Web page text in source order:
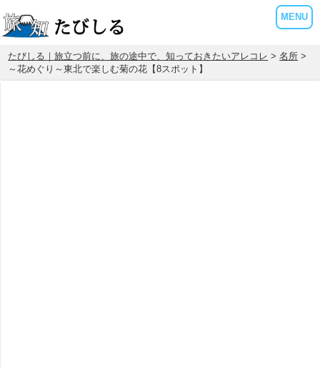
MENU
たびしる｜旅立つ前に、旅の途中で、知っておきたいアレコレ >名所 >
～花めぐり～東北で楽しむ菊の花【8スポット】